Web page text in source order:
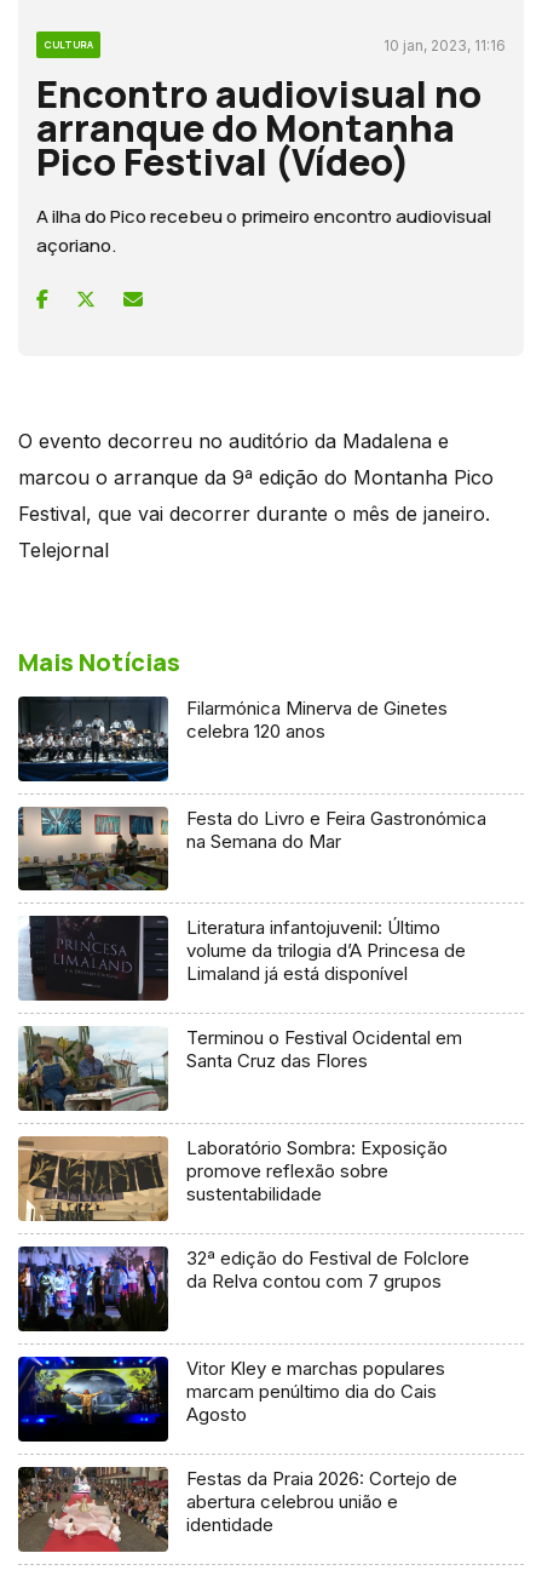
CULTURA 10 jan, 2023, 11:16
Encontro audiovisual no
arranque do Montanha
Pico Festival (Vídeo)
A ilha do Pico recebeu o primeiro encontro audiovisual
açoriano.
O evento decorreu no auditório da Madalena e
marcou o arranque da 9ª edição do Montanha Pico
Festival, que vai decorrer durante o mês de janeiro.
Telejornal
Mais Notícias
Filarmónica Minerva de Ginetes
celebra 120 anos
Festa do Livro e Feira Gastronómica
na Semana do Mar
Literatura infantojuvenil: Último
volume da trilogia d’A Princesa de
Limaland já está disponível
Terminou o Festival Ocidental em
Santa Cruz das Flores
Laboratório Sombra: Exposição
promove reflexão sobre
sustentabilidade
32ª edição do Festival de Folclore
da Relva contou com 7 grupos
Vitor Kley e marchas populares
marcam penúltimo dia do Cais
Agosto
Festas da Praia 2026: Cortejo de
abertura celebrou união e
identidade